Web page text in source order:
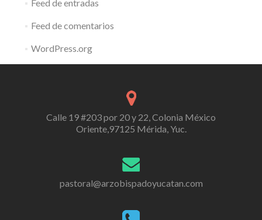
Feed de entradas
Feed de comentarios
WordPress.org
Calle 19 #203 por 20 y 22, Colonia México
Oriente,97125 Mérida, Yuc.
pastoral@arzobispadoyucatan.com